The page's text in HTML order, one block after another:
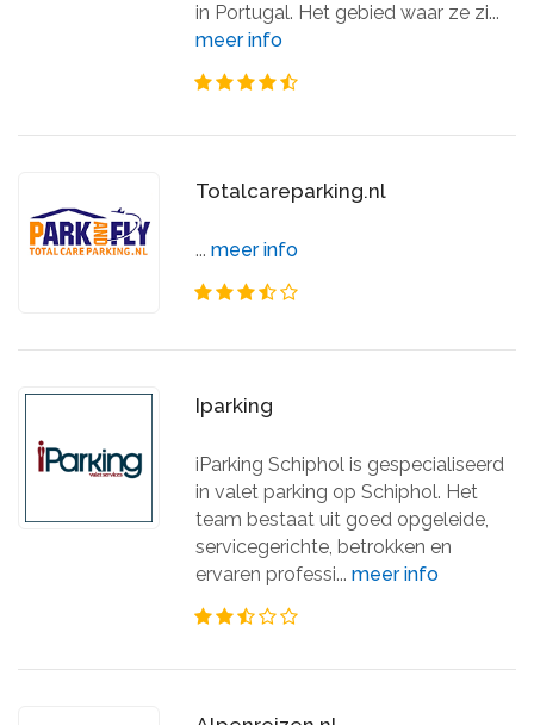
in Portugal. Het gebied waar ze zi...
meer info
Totalcareparking.nl
...meer info
Iparking
iParking Schiphol is gespecialiseerd
in valet parking op Schiphol. Het
team bestaat uit goed opgeleide,
servicegerichte, betrokken en
ervaren professi...meer info